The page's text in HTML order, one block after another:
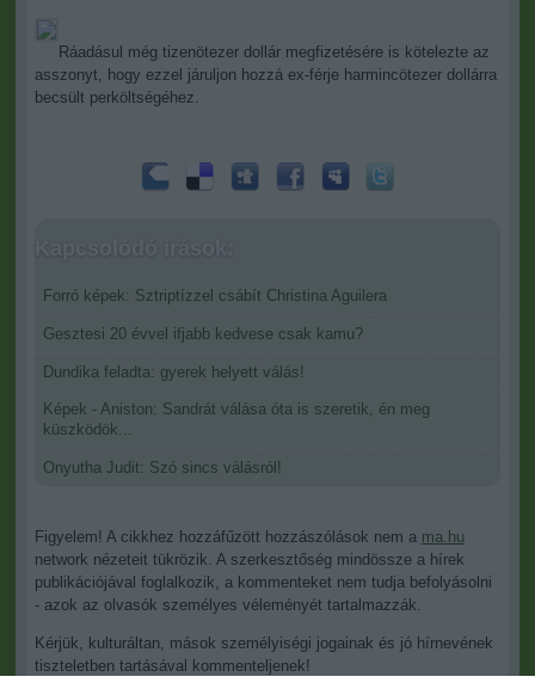
Ráadásul még tizenötezer dollár megfizetésére is kötelezte az
asszonyt, hogy ezzel járuljon hozzá ex-férje harmincötezer dollárra
becsült perköltségéhez.
Kapcsolódó írások:
Forró képek: Sztriptízzel csábít Christina Aguilera
Gesztesi 20 évvel ifjabb kedvese csak kamu?
Dundika feladta: gyerek helyett válás!
Képek - Aniston: Sandrát válása óta is szeretik, én meg
küszködök...
Onyutha Judit: Szó sincs válásról!
Figyelem! A cikkhez hozzáfűzött hozzászólások nem a ma.hu
network nézeteit tükrözik. A szerkesztőség mindössze a hírek
publikációjával foglalkozik, a kommenteket nem tudja befolyásolni
- azok az olvasók személyes véleményét tartalmazzák.
Kérjük, kulturáltan, mások személyiségi jogainak és jó hírnevének
tiszteletben tartásával kommenteljenek!